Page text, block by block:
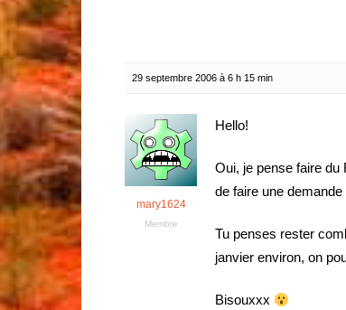
29 septembre 2006 à 6 h 15 min
mary1624
Membre
Hello!
Oui, je pense faire du
de faire une demande
Tu penses rester
janvier environ, on
Bisouxxx